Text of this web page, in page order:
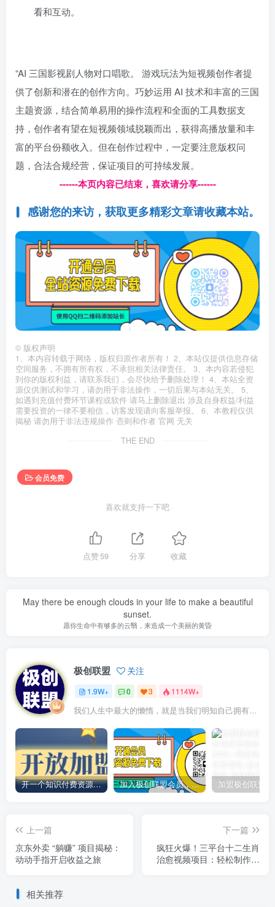
看和互动。
“AI 三国影视剧人物对口唱歌。 游戏玩法为短视频创作者提
供了创新和潜在的创作方向。巧妙运用 AI 技术和丰富的三国
主题资源，结合简单易用的操作流程和全面的工具数据支
持，创作者有望在短视频领域脱颖而出，获得高播放量和丰
富的平台份额收入。但在创作过程中，一定要注意版权问
题，合法合规经营，保证项目的可持续发展。
------本页内容已结束，喜欢请分享------
感谢您的来访，获取更多精彩文章请收藏本站。
© 版权声明
1、本内容转载于网络，版权归原作者所有！ 2、本站仅提供信息存储
空间服务，不拥有所有权，不承担相关法律责任。 3、本内容若侵犯
到你的版权利益，请联系我们，会尽快给予删除处理！ 4、本站全资
源仅供测试和学习，请勿用于非法操作，一切后果与本站无关。 5、
如遇到充值付费环节课程或软件 请马上删除退出 涉及自身权益/利益
需要投资的一律不要相信，访客发现请向客服举报。 6、本教程仅供
揭秘 请勿用于非法违规操作 否则和作者 官网 无关
THE END
会员免费
喜欢就支持一下吧
点赞59 分享 收藏
May there be enough clouds in your life to make a beautiful
sunset.
愿你生命中有够多的云翳，来造成一个美丽的黄昏
极创联盟 关注
1.9W+ 0 3 1114W+
我们人生中最大的懒惰，就是当我们明知自己拥有作出选择的能力，却不去主动改变而是放任它的生活态度
开一个知识付费资源网站，小白也能日入1000+ 加入极创联盟会员，全站资源免费学习。
上一篇
京东外卖 “躺赚” 项目揭秘：
动动手指开启收益之旅
下一篇
疯狂火爆！三平台十二生肖
治愈视频项目：轻松制作，
相关推荐